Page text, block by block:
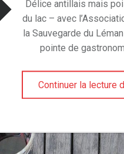
Délice antillais mais
du lac – avec
la Sauvegarde du
pointe de
Continuer la lecture